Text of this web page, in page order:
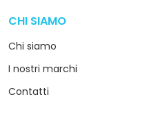
CHI SIAMO
Chi siamo
I nostri marchi
Contatti